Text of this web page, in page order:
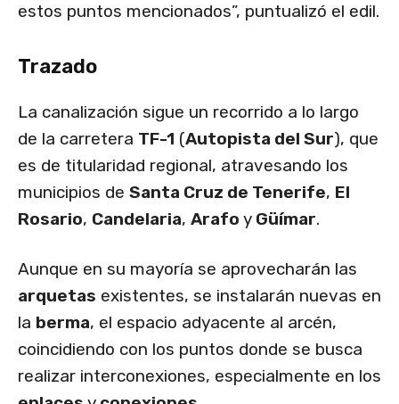
estos puntos mencionados”, puntualizó el edil.
Trazado
La canalización sigue un recorrido a lo largo
de la carretera TF-1 (Autopista del Sur), que
es de titularidad regional, atravesando los
municipios de Santa Cruz de Tenerife, El
Rosario, Candelaria, Arafo y Güímar.
Aunque en su mayoría se aprovecharán las
arquetas existentes, se instalarán nuevas en
la berma, el espacio adyacente al arcén,
coincidiendo con los puntos donde se busca
realizar interconexiones, especialmente en los